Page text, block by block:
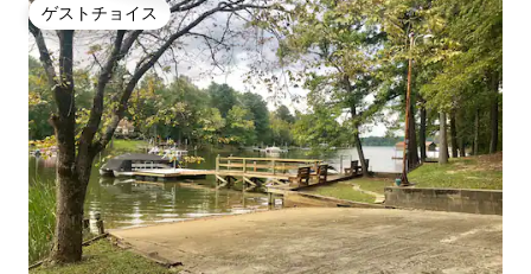
ゲストチョイス
ゲストチョイス